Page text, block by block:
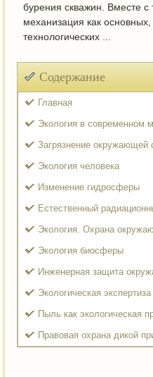
бурения скважин. Вместе с
механизация как
технологических ...
Содержание
Главная
Экология в современном
Загрязнение окружающей
Экология человека
Изменение гидросферы
Естественный
Экология. Охрана
Экология биосферы
Инженерная защита
Экологическая
Пыль как экологическая
Правовая охрана дикой